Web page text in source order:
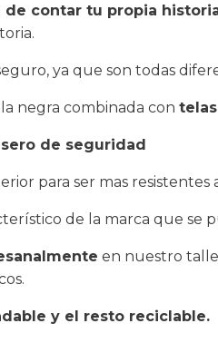
de contar tu propia
ya que son todas
negra combinada con
de seguridad
para ser mas resistentes
de la marca que se
en nuestro
y el resto reciclable.